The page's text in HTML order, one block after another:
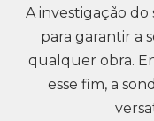
A investigação
para garantir a
qualquer obra.
esse fim, a